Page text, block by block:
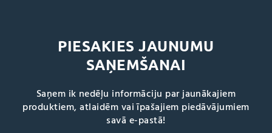
PIESAKIES JAUNUMU
SAŅEMŠANAI
Saņem ik nedēļu informāciju par jaunākajiem
produktiem, atlaidēm vai īpašajiem piedāvājumiem
savā e-pastā!